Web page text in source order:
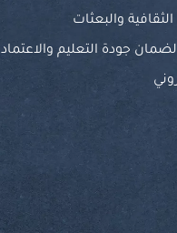
والبعثات
لضمان جودة التعليم والاعتماد